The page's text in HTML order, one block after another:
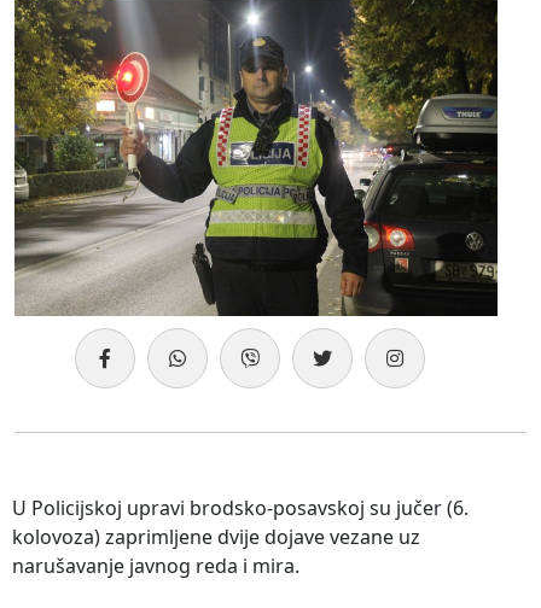
U Policijskoj upravi brodsko-posavskoj su jučer (6.
kolovoza) zaprimljene dvije dojave vezane uz
narušavanje javnog reda i mira.